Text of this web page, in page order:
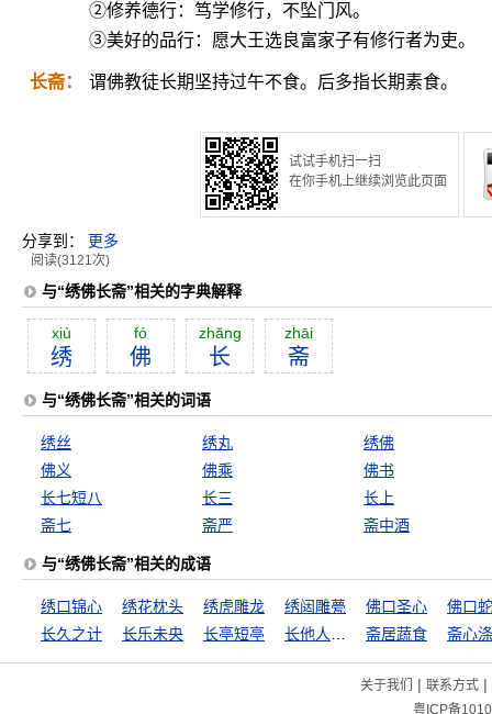
②修养德行：笃学修行，不坠门风。
③美好的品行：愿大王选良富家子有修行者为吏。
长斋： 谓佛教徒长期坚持过午不食。后多指长期素食。
试试手机扫一扫
在你手机上继续浏览此页面
分享到： 更多
阅读(3121次)
与“绣佛长斋”相关的字典解释
xiù
绣
fó
佛
zhăng
长
zhāi
斋
与“绣佛长斋”相关的词语
绣丝 绣丸
绣佛
佛义
佛乘
佛书
长七短八
长三
长上
斋七
斋严 斋中酒
与“绣佛长斋”相关的成语
绣口锦心 绣花枕头 绣虎雕龙 绣闼雕甍 佛口圣心
佛口
长久之计
长乐未央 长亭短亭 斋居蔬食 斋心
关于我们 | 联系方式|
粤ICP备